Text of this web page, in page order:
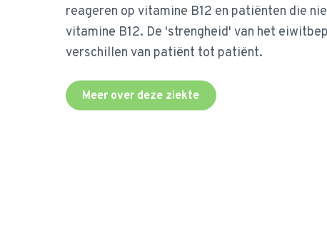
reageren op vitamine B12 en patiënten die
vitamine B12. De 'strengheid' van het
verschillen van patiënt tot patiënt.
Meer over deze ziekte